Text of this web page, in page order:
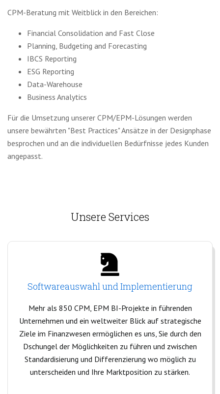
CPM-Beratung mit Weitblick in den Bereichen:
Financial Consolidation and Fast Close
Planning, Budgeting and Forecasting
IBCS Reporting
ESG Reporting
Data-Warehouse
Business Analytics
Für die Umsetzung unserer CPM/EPM-Lösungen werden
unsere bewährten "Best Practices" Ansätze in der Designphase
besprochen und an die individuellen Bedürfnisse jedes Kunden
angepasst.
Unsere Services
Softwareauswahl und Implementierung
Mehr als 850 CPM, EPM BI-Projekte in führenden
Unternehmen und ein weltweiter Blick auf strategische
Ziele im Finanzwesen ermöglichen es uns, Sie durch den
Dschungel der Möglichkeiten zu führen und zwischen
Standardisierung und Differenzierung wo möglich zu
unterscheiden und Ihre Marktposition zu stärken.